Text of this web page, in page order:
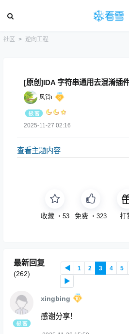
社区 逆向工程
[原创]IDA 字符串通用去混淆插
风铃i
2025-11-27 02:16
查看主题内容
收藏 ・ 53 免费 ・ 323 打
最新回复
(262)
◀ 1 2 3 4 5
▶
xingbing
感谢分享！